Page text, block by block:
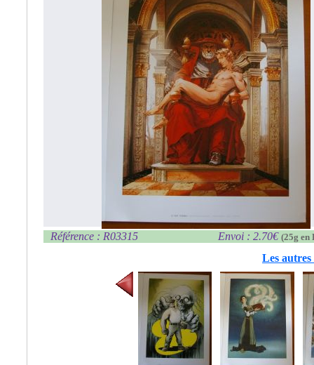
Référence : R03315 Envoi : 2.70€ (25g en
Les autres